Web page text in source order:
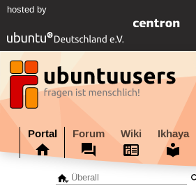
hosted by
Portal Forum Wiki Ikhaya